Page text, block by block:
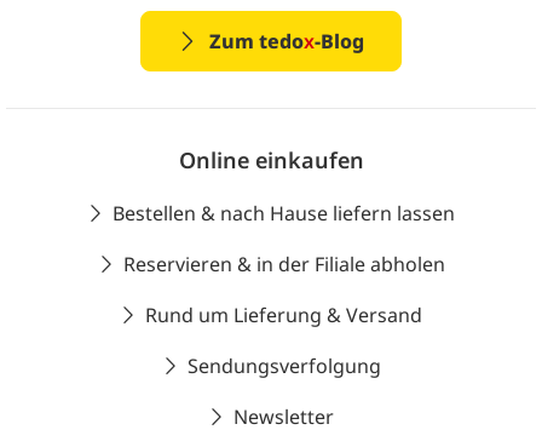
Zum tedox-Blog
Online einkaufen
Bestellen & nach Hause liefern lassen
Reservieren & in der Filiale abholen
Rund um Lieferung & Versand
Sendungsverfolgung
Newsletter